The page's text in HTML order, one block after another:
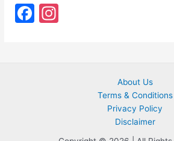
F
About Us
Terms & Conditions
Privacy Policy
Disclaimer